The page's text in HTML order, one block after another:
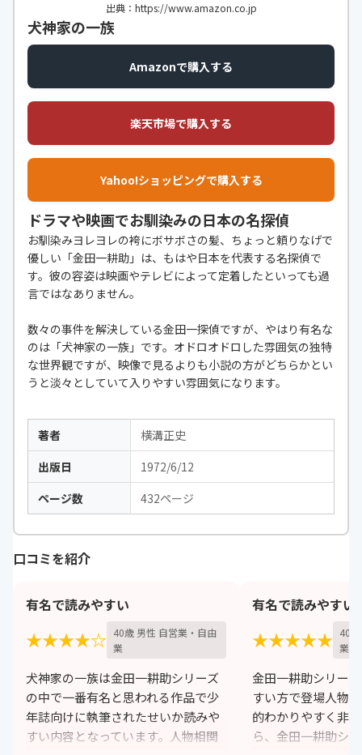
出典：https://www.amazon.co.jp
犬神家の一族
Amazonで購入する
楽天市場で購入する
Yahoo!ショッピングで購入する
ドラマや映画でお馴染みの日本の名探偵
お馴染みヨレヨレの袴にボサボさの髪、ちょっと頼りなげで
優しい「金田一耕助」は、もはや日本を代表する名探偵で
す。彼の容姿は映画やテレビによって定着したといっても過
言ではなありません。
数々の事件を解決している金田一探偵ですが、やはり有名な
のは「犬神家の一族」です。オドロオドロした雰囲気の独特
な世界観ですが、映像で見るよりも小説の方がどちらかとい
うと淡々としていて入りやすい雰囲気になります。
著者
横溝正史
出版日
1972/6/12
ページ数
432ページ
口コミを紹介
有名で読みやすい
★★★★☆ 40歳 男性 自営業・自由
業
犬神家の一族は金田一耕助シリーズ
の中で一番有名と思われる作品で少
年誌向けに執筆されたせいか読みや
すい内容となっています。人物相関
有名で読みやすい
★★★★★ 40
業
金田一耕助シリー
すい方で登場人物
的わかりやすく非
ら、金田一耕助シ